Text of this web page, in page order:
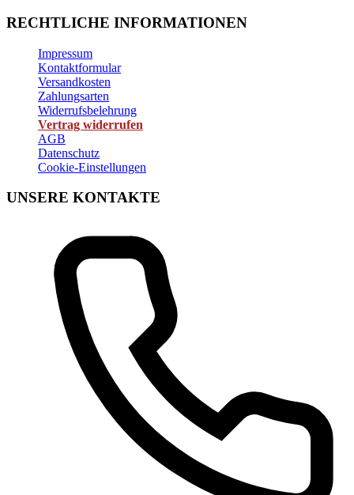
RECHTLICHE INFORMATIONEN
Impressum
Kontaktformular
Versandkosten
Zahlungsarten
Widerrufsbelehrung
Vertrag widerrufen
AGB
Datenschutz
Cookie-Einstellungen
UNSERE KONTAKTE